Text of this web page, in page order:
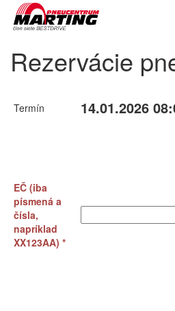
Rezervácie
Termín 14.01.2026
EČ (iba
písmená a
čísla,
napríklad
XX123AA) *